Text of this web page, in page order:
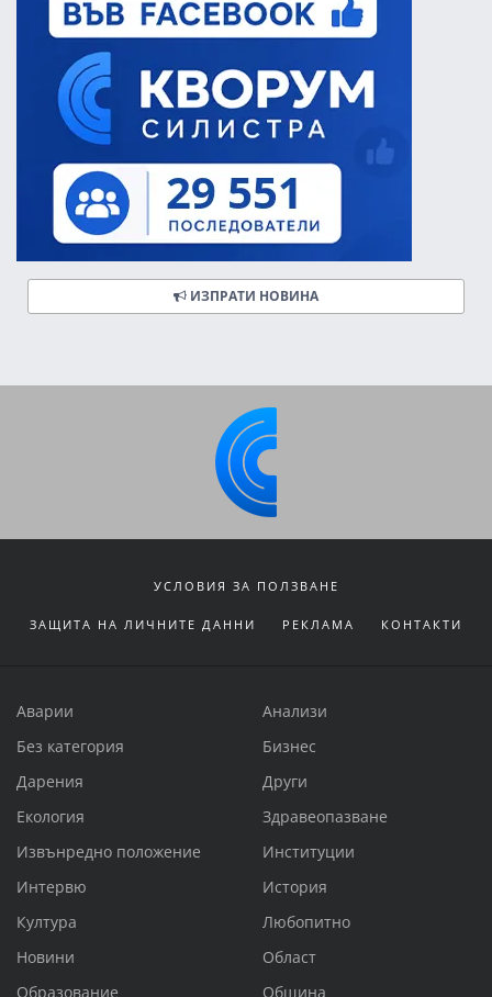
ИЗПРАТИ НОВИНА
УСЛОВИЯ ЗА ПОЛЗВАНЕ
ЗАЩИТА НА ЛИЧНИТЕ ДАННИ РЕКЛАМА КОНТАКТИ
Аварии
Анализи
Без категория
Бизнес
Дарения
Други
Екология
Здравеопазване
Извънредно положение
Институции
Интервю
История
Култура
Любопитно
Новини
Област
Образование
Община